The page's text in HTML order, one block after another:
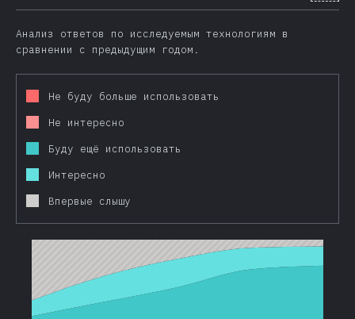
Анализ ответов по исследуемым технологиям в
сравнении с предыдущим годом.
Не буду больше использовать
Не интересно
Буду ещё использовать
Интересно
Впервые слышу
2016 2017 2018 2019 2020